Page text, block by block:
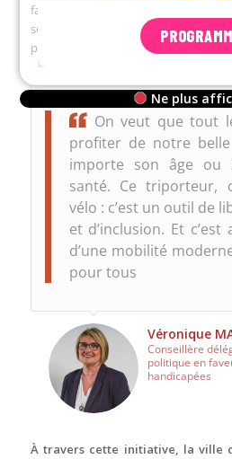
faveur d’une société inclusive,
soit son âge ou son état de santé,
plaisirs et aux mêmes espaces.
On veut que tout
profiter de notre
importe son âge ou
santé. Ce triporteur,
vélo : c’est un outil de
et d’inclusion. Et
d’une mobilité
pour tous
Véronique
Conseillère
politique en
handicapées
À travers cette initiative, la ville
Ne plus